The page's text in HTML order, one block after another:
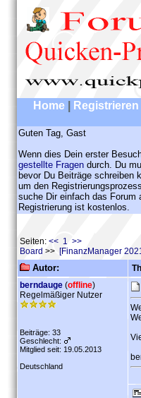
Home Registrieren
Guten Tag, Gast
Wenn dies Dein erster
gestellte Fragen durch. Du
bevor Du Beiträge schreiben
um den
suche Dir einfach das
Registrierung ist kostenlos.
Seiten: << 1 >>
Board >> [FinanzManager
Autor:
berndauge (offline)
Regelmäßiger Nutzer
Beiträge: 33
Geschlecht:
Mitglied seit: 19.05.2013
Deutschland